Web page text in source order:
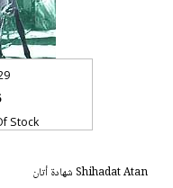
Stock
Shihadat Atan شهادة أتان